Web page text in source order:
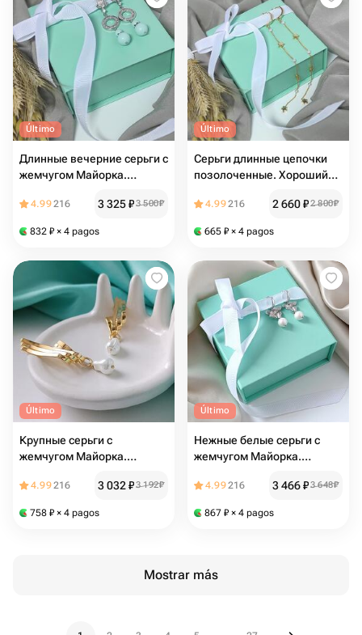
Último
Длинные вечерние серьги с
жемчугом Майорка.
4.99216 3 325₽3 500₽
832 ₽ × 4 pagos
Último
Серьги длинные цепочки
позолоченные. Хороший
4.99216 2 660₽2 800₽
665 ₽ × 4 pagos
Último
Крупные серьги с
жемчугом Майорка.
4.99216 3 032₽3 192₽
758 ₽ × 4 pagos
Último
Нежные белые серьги с
жемчугом Майорка.
4.99216 3 466₽3 648₽
867 ₽ × 4 pagos
Mostrar más